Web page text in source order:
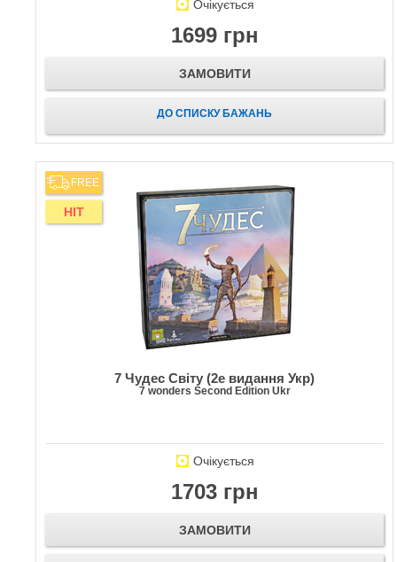
Очікується
1699 грн
ЗАМОВИТИ
ДО СПИСКУ БАЖАНЬ
FREE
HIT
7 Чудес Світу (2е видання Укр)
7 wonders Second Edition Ukr
Очікується
1703 грн
ЗАМОВИТИ